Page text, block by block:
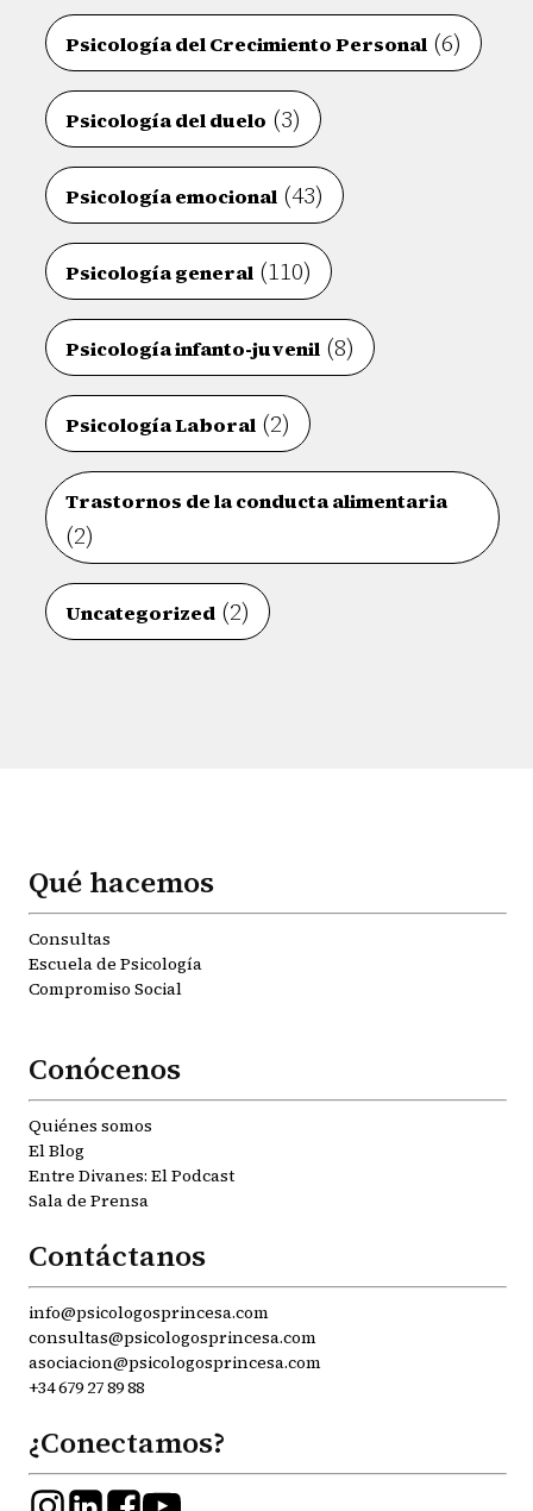
Psicología del Crecimiento Personal (6)
Psicología del duelo (3)
Psicología emocional (43)
Psicología general (110)
Psicología infanto-juvenil (8)
Psicología Laboral (2)
Trastornos de la conducta alimentaria
(2)
Uncategorized (2)
Qué hacemos
Consultas
Escuela de Psicología
Compromiso Social
Conócenos
Quiénes somos
El Blog
Entre Divanes: El Podcast
Sala de Prensa
Contáctanos
info@psicologosprincesa.com
consultas@psicologosprincesa.com
asociacion@psicologosprincesa.com
+34 679 27 89 88
¿Conectamos?